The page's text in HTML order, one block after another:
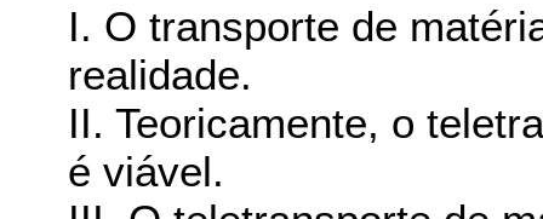
I. O transporte de
realidade.
II. Teoricamente, o
é viável.